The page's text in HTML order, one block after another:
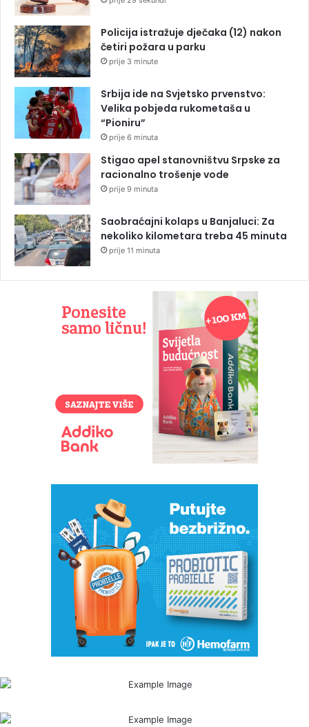
Policija istražuje dječaka (12) nakon
četiri požara u parku
prije 3 minute
Srbija ide na Svjetsko prvenstvo:
Velika pobjeda rukometaša u
“Pioniru”
prije 6 minuta
Stigao apel stanovništvu Srpske za
racionalno trošenje vode
prije 9 minuta
Saobraćajni kolaps u Banjaluci: Za
nekoliko kilometara treba 45 minuta
prije 11 minuta